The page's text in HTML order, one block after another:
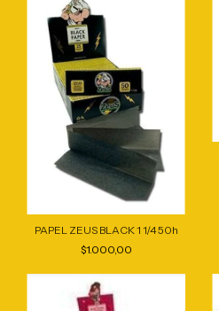
PAPEL ZEUS BLACK 1 1/4 50h
$1.000,00